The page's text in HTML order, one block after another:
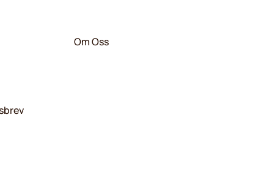
Om Oss